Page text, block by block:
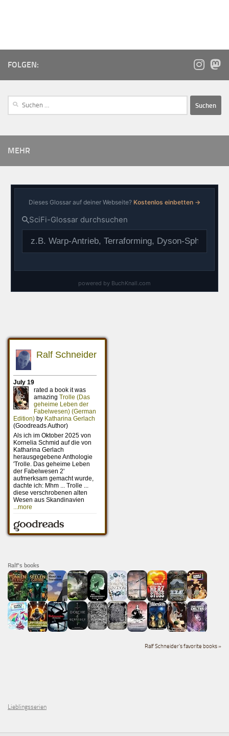
FOLGEN:
MEHR
Ralf's books
Ralf Schneider's favorite books »
Lieblingsserien